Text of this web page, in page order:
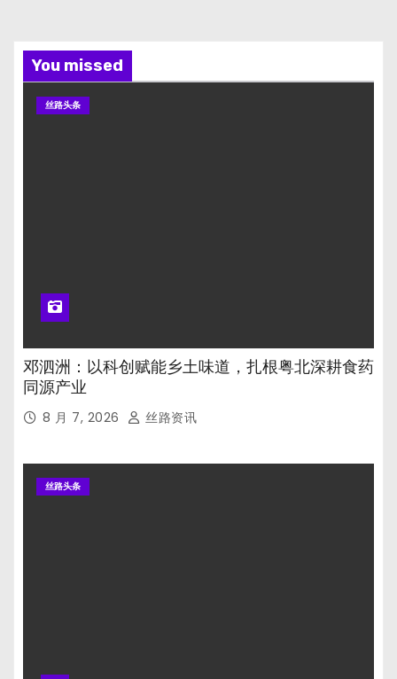
You missed
丝路头条
邓泗洲：以科创赋能乡土味道，扎根粤北深耕食药
同源产业
8 月 7, 2026 丝路资讯
丝路头条